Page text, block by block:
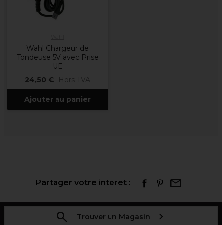
Wahl Chargeur de
Tondeuse 5V avec Prise
UE
24,50 €
Hors TVA
Ajouter au panier
Partager votre intérêt :
Trouver un Magasin